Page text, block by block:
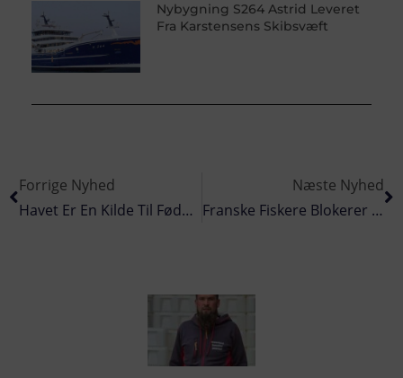
Nybygning S264 Astrid Leveret
Fra Karstensens Skibsvæft
Forrige Nyhed
Havet Er En Kilde Til Fødevare, Et Helt Unikt Økosystem, Men Stadig Også Et Stort Mysterium
Næste Nyhed
Franske Fiskere Blokerer Godstrafikken Over Kanalen